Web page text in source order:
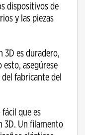
dispositivos de
y las piezas
3D es duradero,
asegúrese
fabricante del
que es
3D. Un filamento